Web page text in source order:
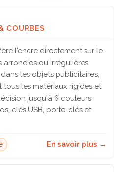
COURBES
l'encre directement sur le
arrondies ou irrégulières.
les objets publicitaires,
les matériaux rigides et
jusqu'à 6 couleurs
clés USB, porte-clés et
En savoir plus →